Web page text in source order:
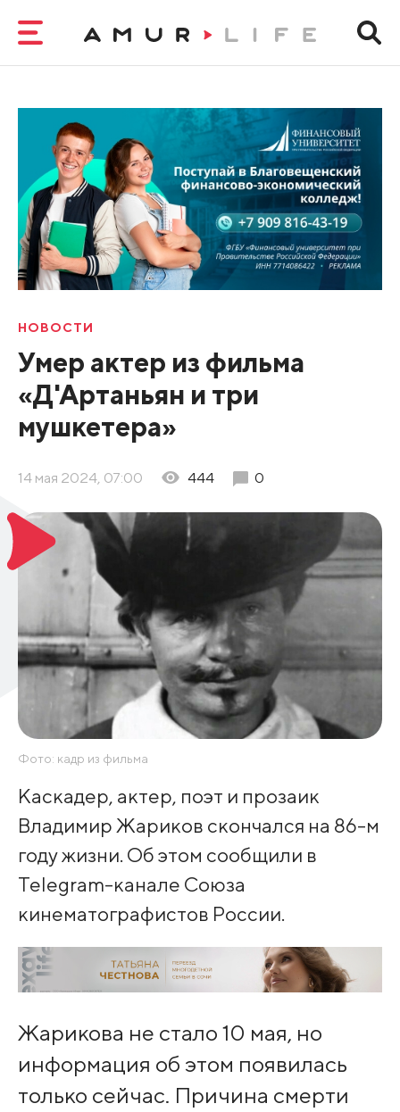
НОВОСТИ
Умер актер из фильма
«Д'Артаньян и три
мушкетера»
14 мая 2024, 07:00 444 0
Фото: кадр из фильма
Каскадер, актер, поэт и прозаик
Владимир Жариков скончался на 86-м
году жизни. Об этом сообщили в
Telegram-канале Союза
кинематографистов России.
Жарикова не стало 10 мая, но
информация об этом появилась
только сейчас. Причина смерти